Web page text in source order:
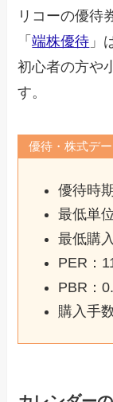
リコーの優待
「端株優待 」
初心者の方や
す。
優待・株式デー
優待時
最低単
最低購
PER：
PBR：
購入手